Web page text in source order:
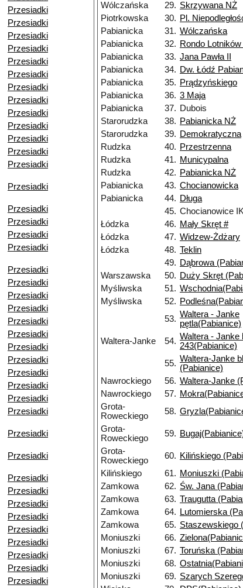
Przesiadki
Przesiadki
Przesiadki
Przesiadki
Przesiadki
Przesiadki
Przesiadki
Przesiadki
Przesiadki
Przesiadki
Przesiadki
Przesiadki
Przesiadki
Przesiadki
Przesiadki
Przesiadki
Przesiadki
Przesiadki
Przesiadki
Przesiadki
Przesiadki
Przesiadki
Przesiadki
Przesiadki
Przesiadki
Przesiadki
Przesiadki
Przesiadki
Przesiadki
Przesiadki
Przesiadki
Przesiadki
Przesiadki
Przesiadki
Przesiadki
Przesiadki
Przesiadki
Przesiadki
Przesiadki
Przesiadki
Przesiadki
Wólczańska
29. Skrzywana NŻ
Piotrkowska
30. Pl.
Pabianicka
31. Wólczańska
Pabianicka
32. Rondo
Pabianicka
33. Jana Pawła II
Pabianicka
34. Dw. Łódź
Pabianicka
35. Prądzyńskiego
Pabianicka
36. 3 Maja
Pabianicka
37. Dubois
Starorudzka
38. Pabianicka NŻ
Starorudzka
39. Demokratyczna
Rudzka
40. Przestrzenna
Rudzka
41. Municypalna
Rudzka
42. Pabianicka NŻ
Pabianicka
43. Chocianowicka
Pabianicka
44. Długa
45. Chocianowice
Łódzka
46. Mały Skręt #
Łódzka
47. Widzew-Żdżary
Łódzka
48. Teklin
49. Dąbrowa
Warszawska
50. Duży Skręt
Myśliwska
51.
Myśliwska
52.
53. Waltera - Janke
pętla(Pabianice)
Waltera-Janke
54. Waltera - Janke
243(Pabianice)
55. Waltera-Janke
(Pabianice)
Nawrockiego
56. Waltera-Janke
Nawrockiego
57.
Grota-
Roweckiego
58.
Grota-
Roweckiego
59.
Grota-
Roweckiego
60. Kilińskiego
Kilińskiego
61. Moniuszki
Zamkowa
62. Św. Jana
Zamkowa
63. Traugutta
Zamkowa
64. Lutomierska
Zamkowa
65. Staszewskiego
Moniuszki
66.
Moniuszki
67. Toruńska
Moniuszki
68.
Moniuszki
69. Szarych